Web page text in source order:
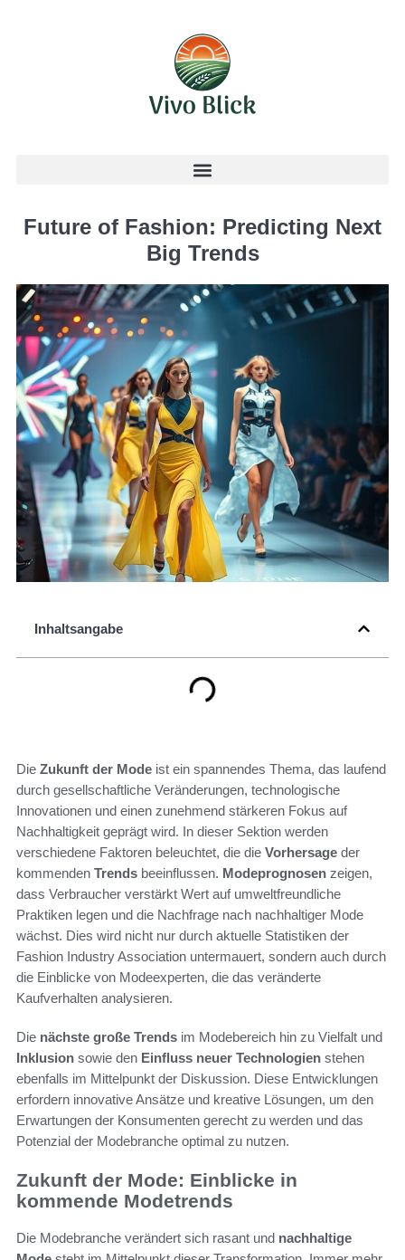
Future of Fashion: Predicting Next
Big Trends
Inhaltsangabe
Die Zukunft der Mode ist ein spannendes Thema, das laufend
durch gesellschaftliche Veränderungen, technologische
Innovationen und einen zunehmend stärkeren Fokus auf
Nachhaltigkeit geprägt wird. In dieser Sektion werden
verschiedene Faktoren beleuchtet, die die Vorhersage der
kommenden Trends beeinflussen. Modeprognosen zeigen,
dass Verbraucher verstärkt Wert auf umweltfreundliche
Praktiken legen und die Nachfrage nach nachhaltiger Mode
wächst. Dies wird nicht nur durch aktuelle Statistiken der
Fashion Industry Association untermauert, sondern auch durch
die Einblicke von Modeexperten, die das veränderte
Kaufverhalten analysieren.
Die nächste große Trends im Modebereich hin zu Vielfalt und
Inklusion sowie den Einfluss neuer Technologien stehen
ebenfalls im Mittelpunkt der Diskussion. Diese Entwicklungen
erfordern innovative Ansätze und kreative Lösungen, um den
Erwartungen der Konsumenten gerecht zu werden und das
Potenzial der Modebranche optimal zu nutzen.
Zukunft der Mode: Einblicke in
kommende Modetrends
Die Modebranche verändert sich rasant und nachhaltige